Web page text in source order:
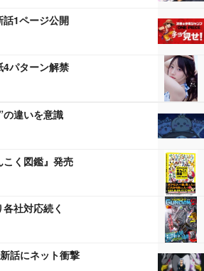
話1ページ公開
パターン解禁
の違いを意識
こく図鑑』発売
社対応続く
話にネット衝撃